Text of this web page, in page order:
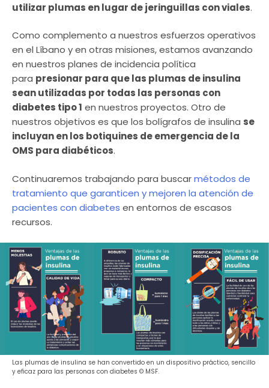
utilizar plumas en lugar de jeringuillas con viales.
Como complemento a nuestros esfuerzos operativos
en el Líbano y en otras misiones, estamos avanzando
en nuestros planes de incidencia política
para presionar para que las plumas de insulina
sean utilizadas por todas las personas con
diabetes tipo 1 en nuestros proyectos. Otro de
nuestros objetivos es que los bolígrafos de insulina se
incluyan en los botiquines de emergencia de la
OMS para diabéticos.
Continuaremos trabajando para buscarmétodos de
tratamiento que garanticen y mejoren la atención de
pacientes con diabetes en entornos de escasos
recursos.
Las plumas de insulina se han convertido en un dispositivo práctico, sencillo
y eficaz para las personas con diabetes © MSF.